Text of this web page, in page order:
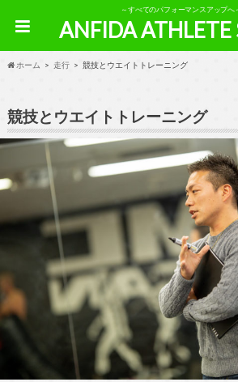
～すべてのパフォーマンスアップへ
ANFIDA ATHLETE
ホーム 走行 競技とウエイトトレーニング
競技とウエイトトレーニング